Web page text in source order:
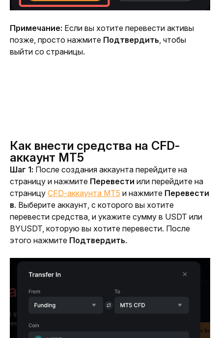
Примечание: Если вы хотите перевести активы
позже, просто нажмите Подтвердить, чтобы
выйти со страницы.
Как внести средства на CFD-
аккаунт MT5
Шаг 1: После создания аккаунта перейдите на
страницу и нажмите Перевести или перейдите на
страницу CFD-аккаунта MT5 и нажмите Перевести
в. Выберите аккаунт, с которого вы хотите
перевести средства, и укажите сумму в USDT или
BYUSDT, которую вы хотите перевести. После
этого нажмите Подтвердить.